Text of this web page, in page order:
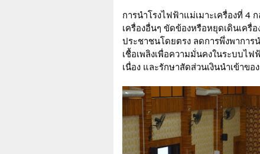
การนำโรงไฟฟ้าแม่เมาะเครื่องที่ 4
เครื่องอื่นๆ ขัดข้องหรือหยุดเดินเค
ประชาชนโดยตรง ลดการพึ่งพาการ
เชื้อเพลิงเพื่อความมั่นคงในระบบไฟ
เนื่อง และรักษาสัดส่วนเงินนำเข้าข